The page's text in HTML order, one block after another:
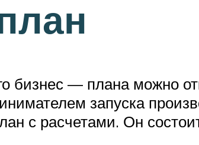
бизнес — плана можно
запуска
с расчетами. Он